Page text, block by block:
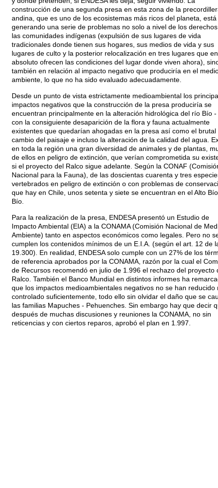
construcción de una segunda presa en esta zona de la
andina, que es uno de los ecosistemas más ricos del planeta, está
generando una serie de problemas no solo a nivel de los
las comunidades indígenas (expulsión de sus lugares de vida
tradicionales donde tienen sus hogares, sus medios de vida y sus
lugares de culto y la posterior relocalización en tres lugares que en
absoluto ofrecen las condiciones del lugar donde viven ahora),
también en relación al impacto negativo que produciría en el
ambiente, lo que no ha sido evaluado adecuadamente.
Desde un punto de vista estrictamente medioambiental los
impactos negativos que la construcción de la presa produciría se
encuentran principalmente en la alteración hidrológica del río Bío -
con la consiguiente desaparición de la flora y fauna actualmente
existentes que quedarían ahogadas en la presa así como el brutal
cambio del paisaje e incluso la alteración de la calidad del agua.
en toda la región una gran diversidad de animales y de plantas,
de ellos en peligro de extinción, que verían comprometida su
si el proyecto del Ralco sigue adelante. Según la CONAF
Nacional para la Fauna), de las doscientas cuarenta y tres
vertebrados en peligro de extinción o con problemas de
que hay en Chile, unos setenta y siete se encuentran en el Alto
Bío.
Para la realización de la presa, ENDESA presentó un Estudio de
Impacto Ambiental (EIA) a la CONAMA (Comisión Nacional de
Ambiente) tanto en aspectos económicos como legales. Pero no
cumplen los contenidos mínimos de un E.I.A. (según el art. 12 de
19.300). En realidad, ENDESA solo cumple con un 27% de los
de referencia aprobados por la CONAMA, razón por la cual el
de Recursos recomendó en julio de 1.996 el rechazo del proyecto
Ralco. También el Banco Mundial en distintos informes ha
que los impactos medioambientales negativos no se han reducido
controlado suficientemente, todo ello sin olvidar el daño que se
las familias Mapuches - Pehuenches. Sin embargo hay que decir
después de muchas discusiones y reuniones la CONAMA, no sin
reticencias y con ciertos reparos, aprobó el plan en 1.997.